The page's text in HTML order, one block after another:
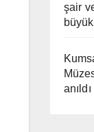
şair